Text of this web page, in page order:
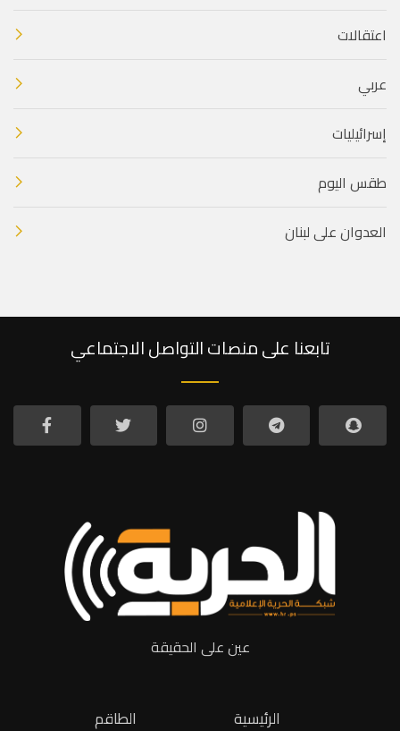
اعتقالات
عربي
إسرائيليات
طقس اليوم
العدوان على لبنان
تابعنا على منصات التواصل الاجتماعي
عين على الحقيقة
الطاقم الرئيسية